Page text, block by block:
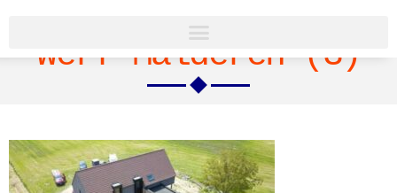
Werf Malderen (3)